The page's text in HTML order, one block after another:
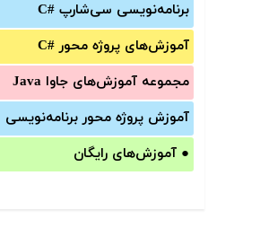
برنامه‌‌نویسی سی‌شارپ C#‎
آموزش‌های پروژه محور #C
مجموعه آموزش‌های جاوا Java
آموزش‌ پروژه محور برنامه‌نویسی
● آموزش‌های رایگان